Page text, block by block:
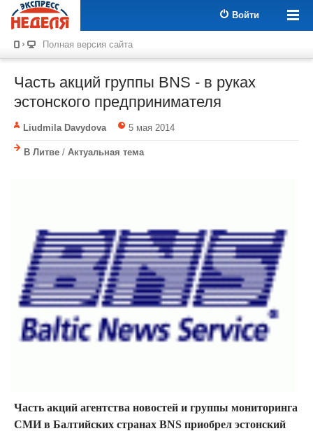
Войти
Полная версия сайта
Часть акций группы BNS - в руках
эстонского предпринимателя
Liudmila Davydova 5 мая 2014
В Литве / Актуальная тема
Часть акций агентства новостей и группы мониторинга
СМИ в Балтийских странах BNS приобрел эстонский